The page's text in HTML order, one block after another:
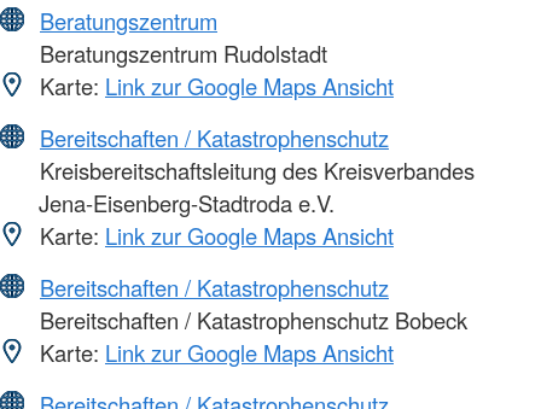
Beratungszentrum
Beratungszentrum Rudolstadt
Karte: Link zur Google Maps Ansicht
Bereitschaften / Katastrophenschutz
Kreisbereitschaftsleitung des Kreisverbandes
Jena-Eisenberg-Stadtroda e.V.
Karte: Link zur Google Maps Ansicht
Bereitschaften / Katastrophenschutz
Bereitschaften / Katastrophenschutz Bobeck
Karte: Link zur Google Maps Ansicht